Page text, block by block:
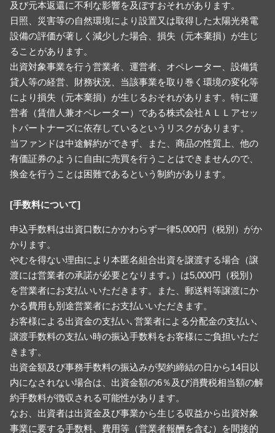
及び元本返還に不利な影響を及ぼすおそれがあります。
日照、災害等の自然環境により設置又は取得した太陽光発電
設備の評価が著しく減少した場合、損失（元本棄損）が生じ
ることがあります。
出資対象事業を行う営業者、運営者、オペレーター、設備賃
貸人等の経営、財務状況、当該事業を取り巻く環境の変化等
により損失（元本棄損）が生じるおそれがあります。特に運
営者（賃借人兼オペレーター）である株式会社ＡＬＬアセッ
トパートナーズに依存しているというリスクがあります。
当ファンドは中途解約ができず、また、商品の性質上、他の
有価証券のように自由に売買を行うことはできませんので、
換金を行うことは困難であるという制約があります。
[手数料について]
申込手数料は出資口数にかかわらず一律5,000円（税別）がか
かります。
やむを得ない理由により本匿名組合出資を譲渡する場合（譲
渡には営業者の承諾が必要となります｡）は5,000円（税別）
を営業者にお支払いいただきます。また、郵送料等譲渡にか
かる費用も別途営業者にお支払いいただきます。
お客様による出資金の支払い､営業者による分配金の支払い､
譲渡手数料の支払い時の振込手数料をお客様にご負担いただ
きます。
出資金額及び事務手数料の振込みが契約締結の日から14日以
内になされない場合は、出資金額の6％及び消費税相当額の解
約手数料が徴収される可能性があります。
なお、出資者は出資金及び事業から生じる収益から出資対象
事業に要する手数料、費用等（営業者報酬を含む）を間接的